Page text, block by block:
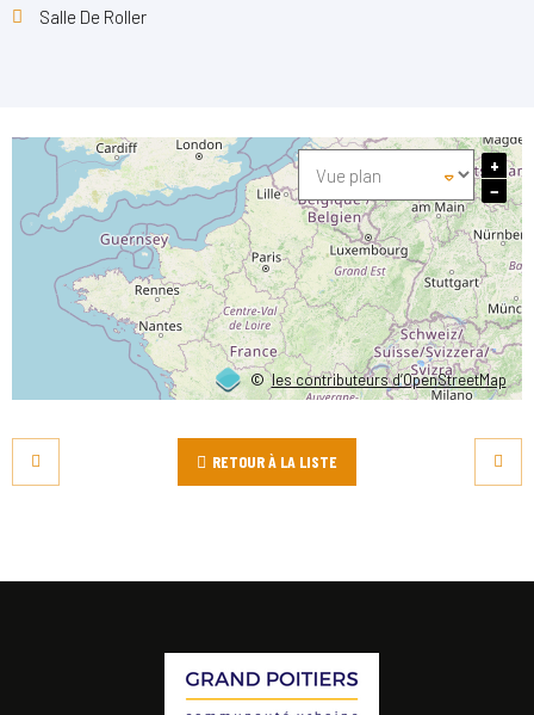
Salle De Roller
©les contributeurs d’OpenStreetMap
+
−
RETOUR À LA LISTE